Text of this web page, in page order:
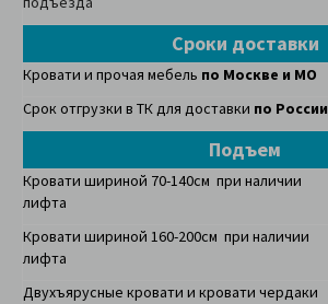
Сроки доставки
Кровати и прочая мебель по Москве и МО
Срок отгрузки в ТК для доставки по России
Подъем
Кровати шириной 70-140см при наличии
лифта
Кровати шириной 160-200см при наличии
лифта
Двухъярусные кровати и кровати чердаки